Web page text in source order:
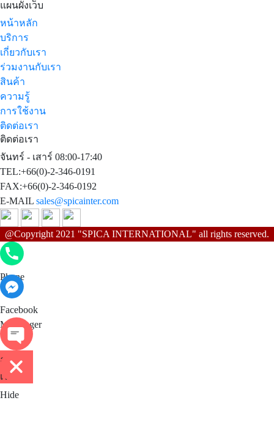
แผนผังเว็บ
หน้าหลัก
บริการ
เกี่ยวกับเรา
ร่วมงานกับเรา
สินค้า
ความรู้
การใช้งาน
ติดต่อเรา
ติดต่อเรา
จันทร์ - เสาร์ 08:00-17:40
TEL:+66(0)-2-346-0191
FAX:+66(0)-2-346-0192
E-MAIL sales@spicainter.com
@Copyright 2021 "SPICA INTERNATIONAL" all rights reserved.
Phone
Phone
Facebook Messenger
Facebook
Messenger
ติดต่อ
เรา
Hide